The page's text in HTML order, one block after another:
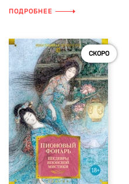
ПОДРОБНЕЕ
СКОРО